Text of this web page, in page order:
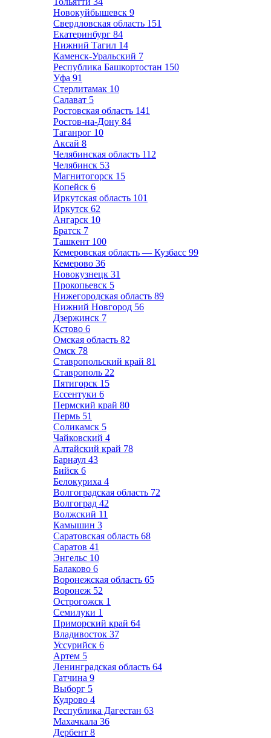
Новокуйбышевск 9
Свердловская область 151
Екатеринбург 84
Нижний Тагил 14
Каменск-Уральский 7
Республика Башкортостан 150
Уфа 91
Стерлитамак 10
Салават 5
Ростовская область 141
Ростов-на-Дону 84
Таганрог 10
Аксай 8
Челябинская область 112
Челябинск 53
Магнитогорск 15
Копейск 6
Иркутская область 101
Иркутск 62
Ангарск 10
Братск 7
Ташкент 100
Кемеровская область — Кузбасс 99
Кемерово 36
Новокузнецк 31
Прокопьевск 5
Нижегородская область 89
Нижний Новгород 56
Дзержинск 7
Кстово 6
Омская область 82
Омск 78
Ставропольский край 81
Ставрополь 22
Пятигорск 15
Ессентуки 6
Пермский край 80
Пермь 51
Соликамск 5
Чайковский 4
Алтайский край 78
Барнаул 43
Бийск 6
Белокуриха 4
Волгоградская область 72
Волгоград 42
Волжский 11
Камышин 3
Саратовская область 68
Саратов 41
Энгельс 10
Балаково 6
Воронежская область 65
Воронеж 52
Острогожск 1
Семилуки 1
Приморский край 64
Владивосток 37
Уссурийск 6
Артем 5
Ленинградская область 64
Гатчина 9
Выборг 5
Кудрово 4
Республика Дагестан 63
Махачкала 36
Дербент 8